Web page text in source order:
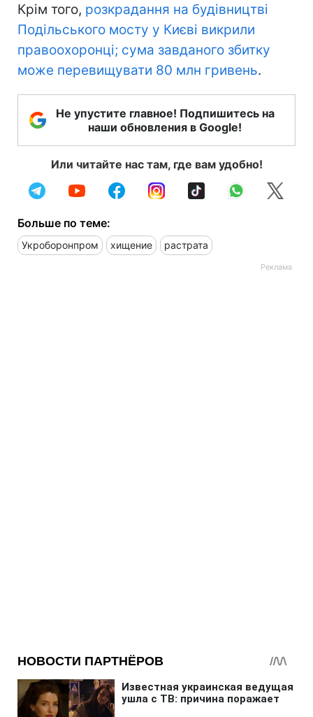
Крім того, розкрадання на будівництві
Подільського мосту у Києві викрили
правоохоронці; сума завданого збитку
може перевищувати 80 млн гривень.
Не упустите главное! Подпишитесь на
наши обновления в Google!
Или читайте нас там, где вам удобно!
Больше по теме:
Укроборонпром хищение растрата